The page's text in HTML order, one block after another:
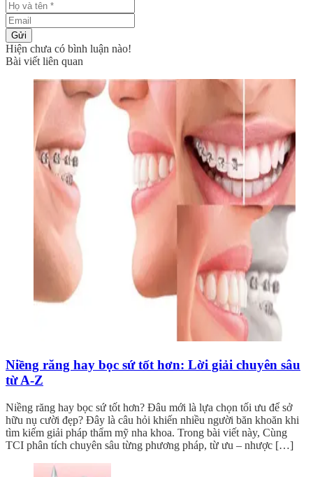
Gửi
Hiện chưa có bình luận nào!
Bài viết liên quan
Niềng răng hay bọc sứ tốt hơn: Lời giải chuyên sâu
từ A-Z
Niềng răng hay bọc sứ tốt hơn? Đâu mới là lựa chọn tối ưu để sở
hữu nụ cười đẹp? Đây là câu hỏi khiến nhiều người băn khoăn khi
tìm kiếm giải pháp thẩm mỹ nha khoa. Trong bài viết này, Cùng
TCI phân tích chuyên sâu từng phương pháp, từ ưu – nhược […]